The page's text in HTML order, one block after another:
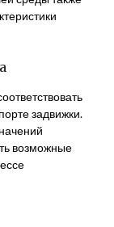
задвижки.
возможные